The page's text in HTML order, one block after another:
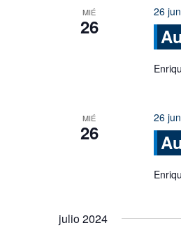
Eventos
clave.MIÉ
26
26
MIÉ
26
26
julio 2024